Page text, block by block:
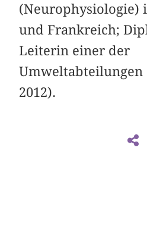
(Neurophysiologie)
und Frankreich;
Leiterin einer der
Umweltabteilungen
2012).